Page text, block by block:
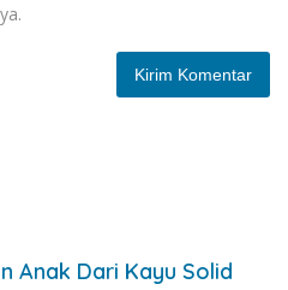
Anak Dari Kayu Solid